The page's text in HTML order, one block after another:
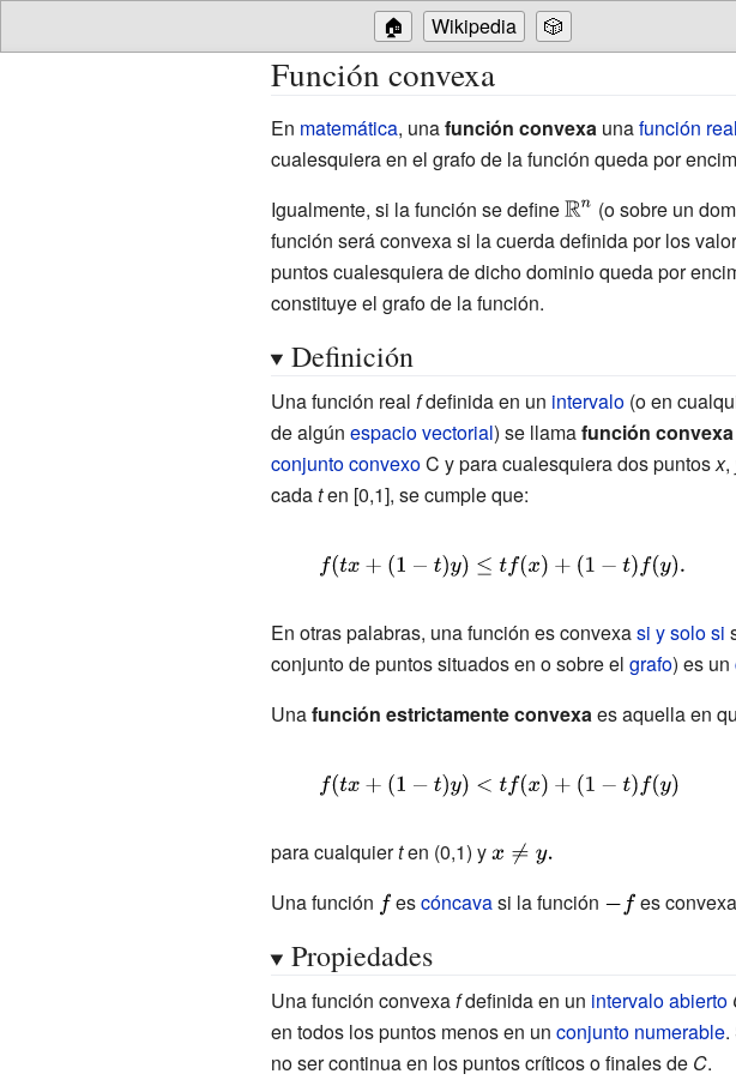
🏠 Wikipedia 🎲
Función convexa
En matemática, unafunción convexa unafunción real
cualesquiera en el grafo de la función queda por
Igualmente, si la función se define{\displaystyle
\mathbb {R}
^{n}}
(o sobre un
función será convexa si la cuerda definida por los
puntos cualesquiera de dicho dominio queda por
constituye el grafo de la función.
Definición
Una función real fdefinida en un intervalo(o en
de algún espacio vectorial) se llamafunción convexa
conjunto convexoC y para cualesquiera dos puntosx,
cadaten [0,1], se cumple que:
{\displaystyle
t)y)\leq
tf(x)+(1-
t)f(y).}
En otras palabras, una función es convexasi y solo si
conjunto de puntos situados en o sobre el grafo) es un
Unafunción estrictamente convexaes aquella en
{\displaystyle
<tf(x)+(1-
para cualquierten (0,1) y{\displaystyle
Una función {\displaystyle
escóncavasi la función {\displaystyle
es
Propiedades
Una función convexafdefinida en un intervalo abierto
en todos los puntos menos en un conjunto numerable.
no ser continua en los puntos críticos o finales de C.